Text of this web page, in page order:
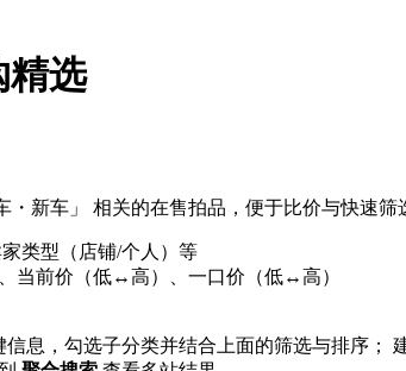
精选
新车」 相关的在售拍品，便于比价与快速筛
类型（店铺/个人）等
当前价（低↔高）、一口价（低↔高）
息，勾选子分类并结合上面的筛选与排序；